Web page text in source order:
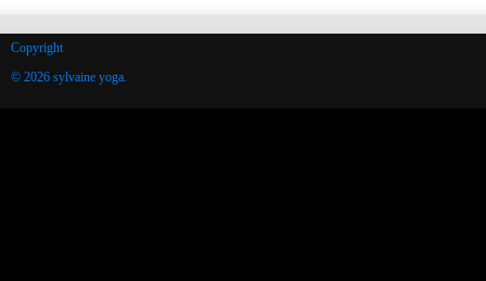
Copyright
© 2026 sylvaine yoga.